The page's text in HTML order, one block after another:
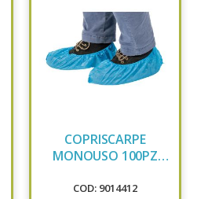
COPRISCARPE
MONOUSO 100PZ
COD: 9014412